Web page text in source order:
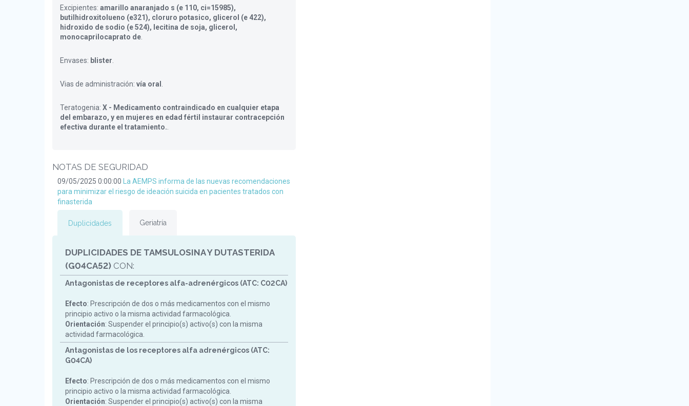
Excipientes: amarillo anaranjado s (e 110, ci=15985),
butilhidroxitolueno (e321), cloruro potasico, glicerol (e 422),
hidroxido de sodio (e 524), lecitina de soja, glicerol,
monocaprilocaprato de
Envases: blister
Vias de administración: vía oral
Teratogenia: X - Medicamento contraindicado en cualquier etapa
del embarazo, y en mujeres en edad fértil instaurar contracepción
efectiva durante el tratamiento.
NOTAS DE SEGURIDAD
09/05/2025 0:00:00
La AEMPS informa de las nuevas recomendaciones
para minimizar el riesgo de ideación suicida en pacientes tratados con
finasterida
Duplicidades Geriatría
DUPLICIDADES DE TAMSULOSINA Y DUTASTERIDA
(G04CA52) CON:
Antagonistas de receptores alfa-adrenérgicos (ATC: C02CA)
Efecto: Prescripción de dos o más medicamentos con el mismo
principio activo o la misma actividad farmacológica.
Orientación: Suspender el principio(s) activo(s) con la misma
actividad farmacológica.
Antagonistas de los receptores alfa adrenérgicos (ATC:
G04CA)
Efecto: Prescripción de dos o más medicamentos con el mismo
principio activo o la misma actividad farmacológica.
Orientación: Suspender el principio(s) activo(s) con la misma